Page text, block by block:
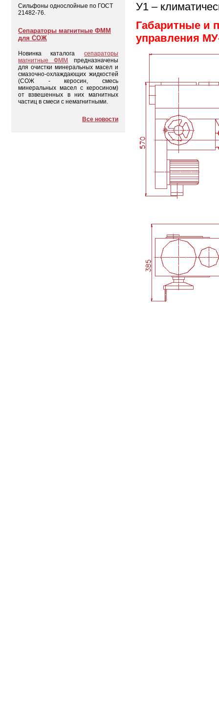
Сильфоны однослойные по ГОСТ
21482-76.
Сепараторы магнитные ФММ
для СОЖ
Новинка каталога
сепараторы
магнитные ФММ
предназначены
для очистки минеральных масел и
смазочно-охлаждающих жидкостей
(СОЖ - керосин, смесь
минеральных масел с керосином)
от взвешенных в них магнитных
частиц в смеси с немагнитными.
Все новости
У1 –
Габаритные и
управления